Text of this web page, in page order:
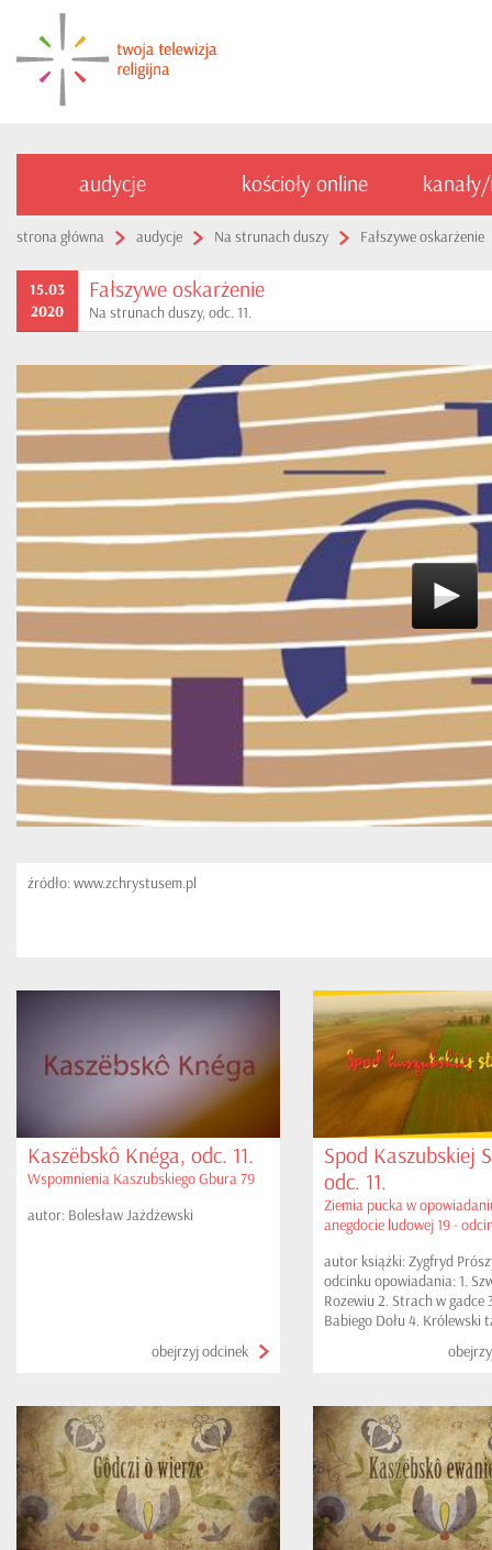
audycje kościoły online
strona główna audycje Na strunach duszy Fałszywe oskarżenie
15.03
2020
Fałszywe oskarżenie
Na strunach duszy, odc. 11.
źródło: www.zchrystusem.pl
Kaszëbskô Knéga, odc. 11.
Wspomnienia Kaszubskiego Gbura 79
autor: Bolesław Jażdżewski
obejrzyj odcinek
Spod Kaszubskiej
odc. 11.
Ziemia pucka w
anegdocie ludowej 19 -
autor książki: Zygfryd
odcinku opowiadania: 1.
Rozewiu 2. Strach w gadce
Babiego Dołu 4. Królewski